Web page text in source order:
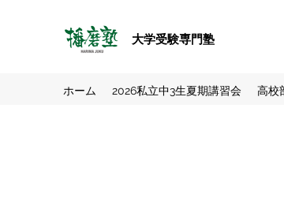
大学受験専門塾
ホーム 2026私立中3生夏期講習会 高校